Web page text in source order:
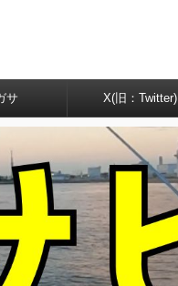
サ X(旧：Twitter)